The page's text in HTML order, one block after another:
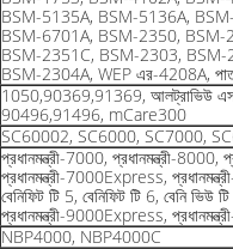
BSM-5135A, BSM-5136A,
BSM-6701A, BSM-2350, BSM-
BSM-2351C, BSM-2303,
BSM-2304A, WEP এর-4208A,
1050,90369,91369, আলট্রাভিউ
90496,91496, mCare300
SC60002, SC6000, SC7000,
প্রধানমন্ত্রী-7000, প্রধানমন্ত্রী-
প্রধানমন্ত্রী-7000Express,
বেনিফিট টি 5, বেনিফিট টি 6, বেনি ভিউ
প্রধানমন্ত্রী-9000Express,
NBP4000, NBP4000C